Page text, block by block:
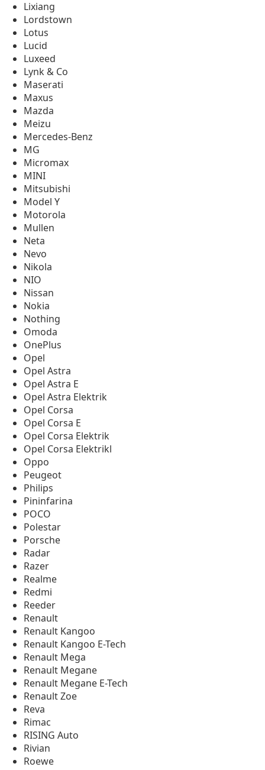
Lixiang
Lordstown
Lotus
Lucid
Luxeed
Lynk & Co
Maserati
Maxus
Mazda
Meizu
Mercedes-Benz
MG
Micromax
MINI
Mitsubishi
Model Y
Motorola
Mullen
Neta
Nevo
Nikola
NIO
Nissan
Nokia
Nothing
Omoda
OnePlus
Opel
Opel Astra
Opel Astra E
Opel Astra Elektrik
Opel Corsa
Opel Corsa E
Opel Corsa Elektrik
Opel Corsa Elektrikl
Oppo
Peugeot
Philips
Pininfarina
POCO
Polestar
Porsche
Radar
Razer
Realme
Redmi
Reeder
Renault
Renault Kangoo
Renault Kangoo E-Tech
Renault Mega
Renault Megane
Renault Megane E-Tech
Renault Zoe
Reva
Rimac
RISING Auto
Rivian
Roewe